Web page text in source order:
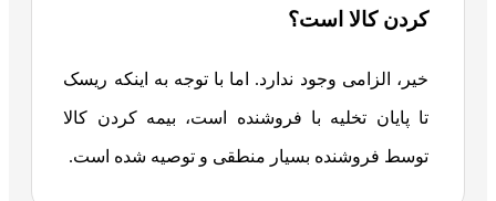
کردن کالا است؟
خیر، الزامی وجود ندارد. اما با توجه به اینکه ریسک
تا پایان تخلیه با فروشنده است، بیمه کردن کالا
توسط فروشنده بسیار منطقی و توصیه شده است.